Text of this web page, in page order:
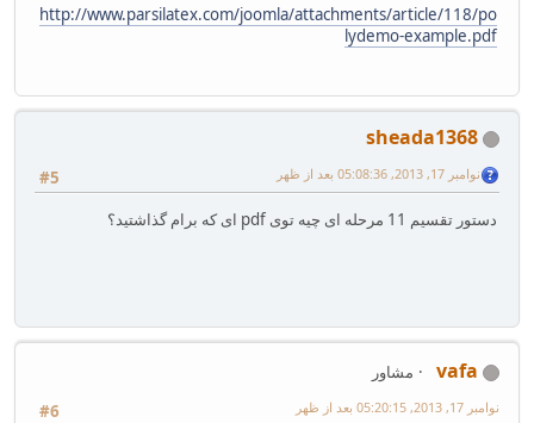
http://www.parsilatex.com/joomla/attachments/article/118/po
lydemo-example.pdf
sheada1368
#5 نوامبر 17, 2013, 05:08:36 بعد از ظهر
دستور تقسیم 11 مرحله ای چیه توی pdf ای که برام گذاشتید؟
vafa
مشاور
#6
نوامبر 17, 2013, 05:20:15 بعد از ظهر